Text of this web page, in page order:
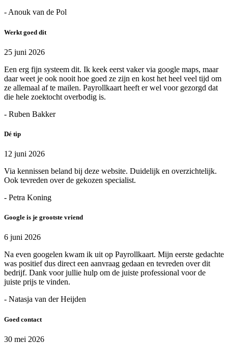
- Anouk van de Pol
Werkt goed dit
25 juni 2026
Een erg fijn systeem dit. Ik keek eerst vaker via google maps, maar
daar weet je ook nooit hoe goed ze zijn en kost het heel veel tijd om
ze allemaal af te mailen. Payrollkaart heeft er wel voor gezorgd dat
die hele zoektocht overbodig is.
- Ruben Bakker
Dé tip
12 juni 2026
Via kennissen beland bij deze website. Duidelijk en overzichtelijk.
Ook tevreden over de gekozen specialist.
- Petra Koning
Google is je grootste vriend
6 juni 2026
Na even googelen kwam ik uit op Payrollkaart. Mijn eerste gedachte
was positief dus direct een aanvraag gedaan en tevreden over dit
bedrijf. Dank voor jullie hulp om de juiste professional voor de
juiste prijs te vinden.
- Natasja van der Heijden
Goed contact
30 mei 2026